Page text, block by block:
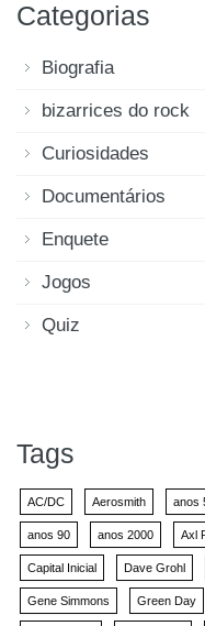
Categorias
Biografia
bizarrices do rock
Curiosidades
Documentários
Enquete
Jogos
Quiz
Tags
AC/DC Aerosmith anos
anos 90 anos 2000 Axl
Capital Inicial Dave Grohl
Gene Simmons Green Day